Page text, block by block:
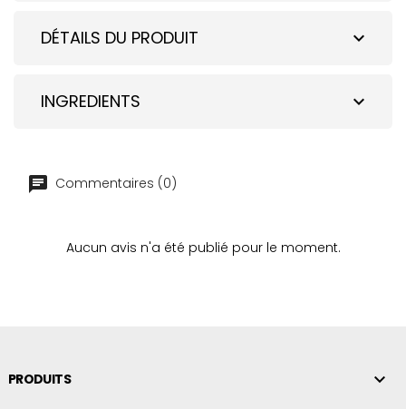
expand_more
DÉTAILS DU PRODUIT
expand_more
INGREDIENTS
Commentaires (0)
Aucun avis n'a été publié pour le moment.
PRODUITS 